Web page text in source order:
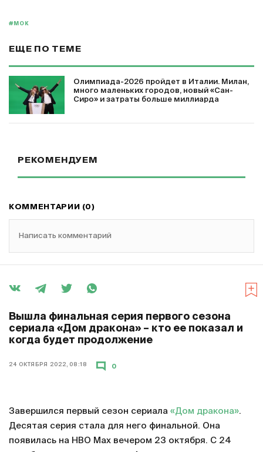
#МОК
ЕЩЕ ПО ТЕМЕ
Олимпиада-2026 пройдет в Италии. Милан,
много маленьких городов, новый «Сан-
Сиро» и затраты больше миллиарда
РЕКОМЕНДУЕМ
КОММЕНТАРИИ (0)
Написать комментарий
Вышла финальная серия первого сезона
сериала «Дом дракона» – кто ее показал и
когда будет продолжение
24 ОКТЯБРЯ 2022, 08:18 0
Завершился первый сезон сериала «Дом дракона».
Десятая серия стала для него финальной. Она
появилась на HBO Max вечером 23 октября. С 24